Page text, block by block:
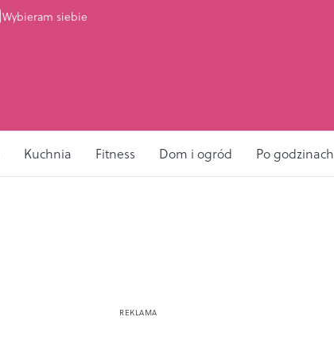
Wybieram siebie
Kuchnia Fitness Dom i ogród Po godzinach